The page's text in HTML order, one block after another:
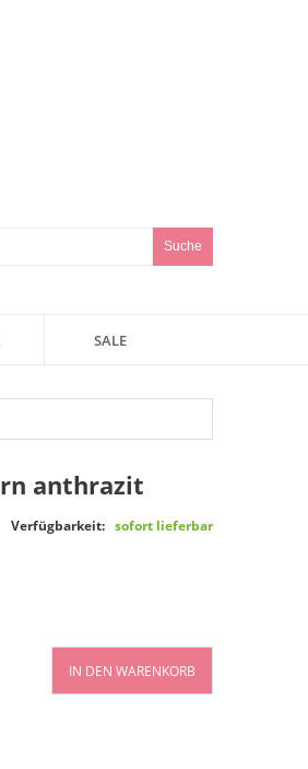
Suche
SALE
anthrazit
Verfügbarkeit: sofort lieferbar
IN DEN WARENKORB